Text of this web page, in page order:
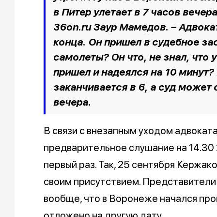
в Питер улетает в 7 часов
36on.ru Заур Мамедов. –
конца. Он пришел в судебное
самолеты? Он что, не знал, что
пришел и надеялся на 10
заканчивается в 6, а суд
вечера.
В связи с внезапным уходом
предварительное слушание на
первый раз. Так, 25 сентября
своим присутствием.
вообще, что в Воронеже начался